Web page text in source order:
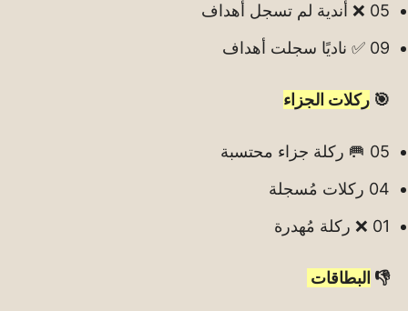
05 ❌ أندية لم تسجل أهداف
09 ✅ ناديًا سجلت أهداف
🎯 ركلات الجزاء
05 🥅 ركلة جزاء محتسبة
04 ركلات مُسجلة
01 ❌ ركلة مُهدرة
👎 البطاقات